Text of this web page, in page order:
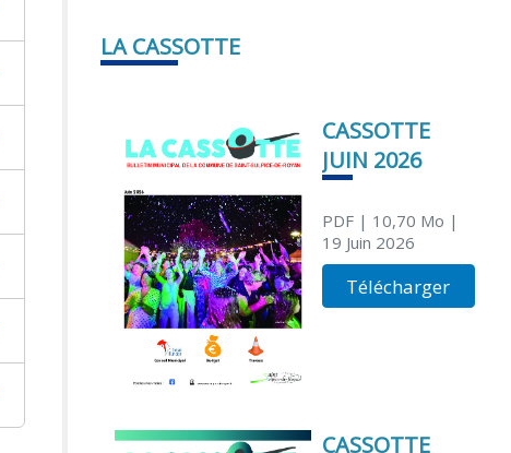
LA CASSOTTE
CASSOTTE
JUIN 2026
PDF| 10,70 Mo |
19 Juin 2026
Télécharger
CASSOTTE